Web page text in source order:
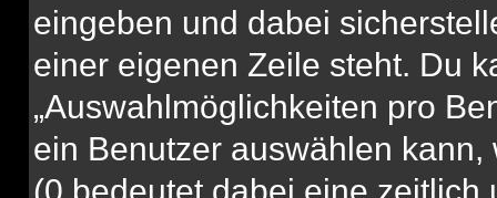
eingeben und dabei
einer eigenen Zeile steht. Du
„Auswahlmöglichkeiten pro
ein Benutzer auswählen